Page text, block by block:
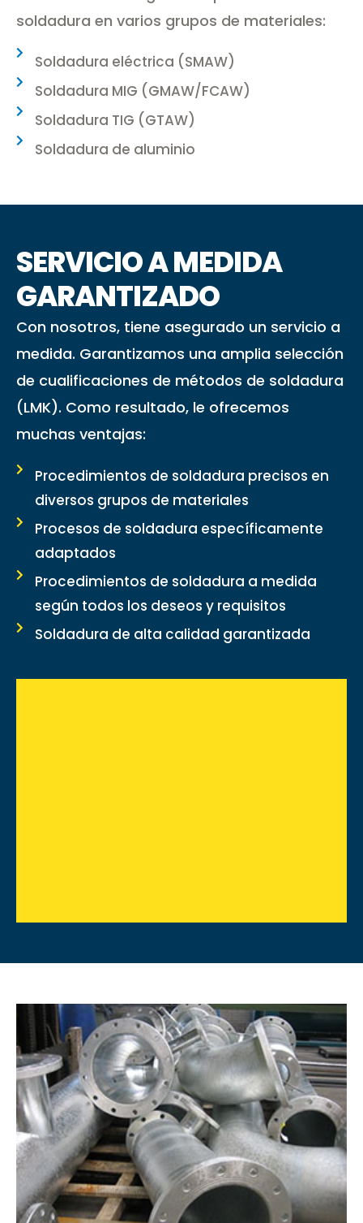
soldadura en varios grupos de materiales:
Soldadura eléctrica (SMAW)
Soldadura MIG (GMAW/FCAW)
Soldadura TIG (GTAW)
Soldadura de aluminio
SERVICIO A MEDIDA
GARANTIZADO
Con nosotros, tiene asegurado un servicio a
medida. Garantizamos una amplia selección
de cualificaciones de métodos de soldadura
(LMK). Como resultado, le ofrecemos
muchas ventajas:
Procedimientos de soldadura precisos en
diversos grupos de materiales
Procesos de soldadura específicamente
adaptados
Procedimientos de soldadura a medida
según todos los deseos y requisitos
Soldadura de alta calidad garantizada